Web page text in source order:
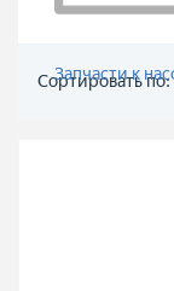
Запчасти к
Сортировать